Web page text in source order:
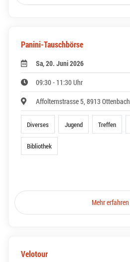
Panini-Tauschbörse
Sa, 20. Juni 2026
09:30 - 11:30 Uhr
Affolternstrasse 5, 8913 Ottenbach
Diverses Jugend Treffen
Bibliothek
Mehr erfahren
Velotour